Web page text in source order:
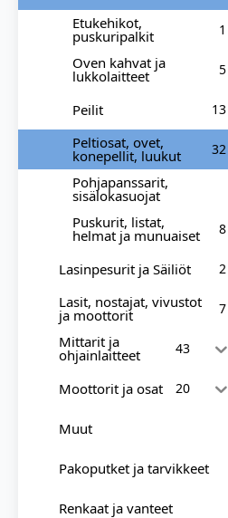
Etukehikot,
puskuripalkit 1
Oven kahvat ja
lukkolaitteet 5
Peilit 13
Peltiosat, ovet,
konepellit, luukut 32
Pohjapanssarit,
sisälokasuojat
Puskurit, listat,
helmat ja munuaiset 8
Lasinpesurit ja Säiliöt 2
Lasit, nostajat, vivustot
ja moottorit 7
Mittarit ja
ohjainlaitteet 43
Moottorit ja osat 20
Muut
Pakoputket ja tarvikkeet
Renkaat ja vanteet